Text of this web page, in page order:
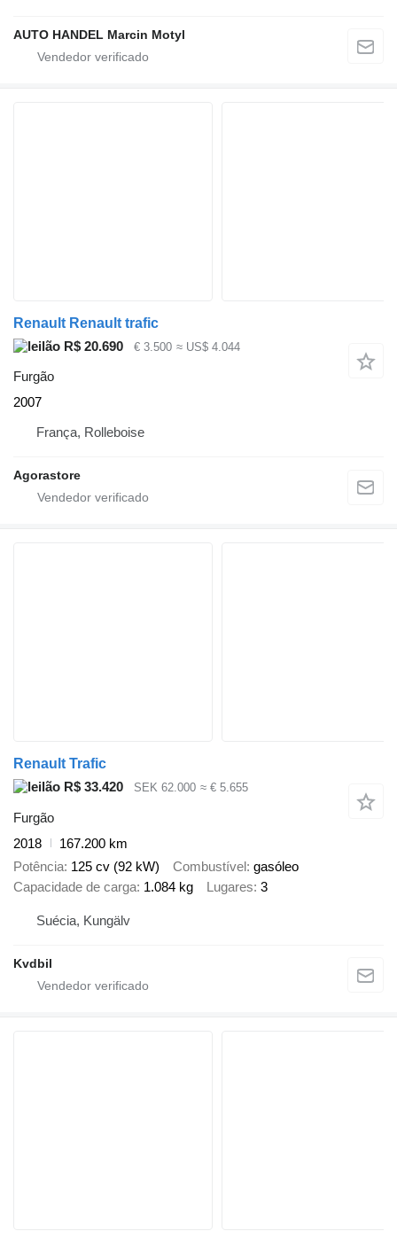
AUTO HANDEL Marcin Motyl
Renault Renault trafic
R$ 20.690
€ 3.500 ≈ US$ 4.044
Furgão
2007
França, Rolleboise
Agorastore
Renault Trafic
R$ 33.420
SEK 62.000 ≈ € 5.655
Furgão
2018
167.200 km
Potência 125 cv (92 kW) Combustível gasóleo
Capacidade de carga 1.084 kg Lugares 3
Suécia, Kungälv
Kvdbil